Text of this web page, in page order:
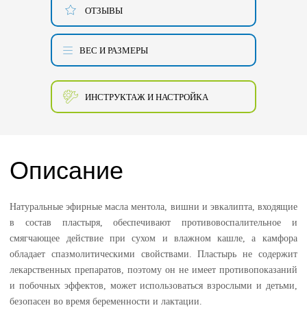
ОТЗЫВЫ
ВЕС И РАЗМЕРЫ
ИНСТРУКТАЖ И НАСТРОЙКА
Описание
Натуральные эфирные масла ментола, вишни и эвкалипта, входящие
в состав пластыря, обеспечивают противовоспалительное и
смягчающее действие при сухом и влажном кашле, а камфора
обладает спазмолитическими свойствами. Пластырь не содержит
лекарственных препаратов, поэтому он не имеет противопоказаний
и побочных эффектов, может использоваться взрослыми и детьми,
безопасен во время беременности и лактации.